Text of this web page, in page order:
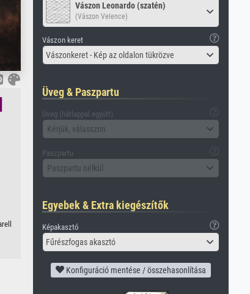
Vászon Leonardo (szatén)
(Vászon Velence)
Vászon keret
Vászonkeret - Kép az oldalon tükrözve
Üveg & Paszpartu
Üveg (hátlappal együtt)
Kérjük, válasszon
Paszpartu
Paszpartu nélkül
Egyebek & Extra kiegészítők
Képakasztó
Fűrészfogas akasztó
Konfiguráció mentése / összehasonlítása